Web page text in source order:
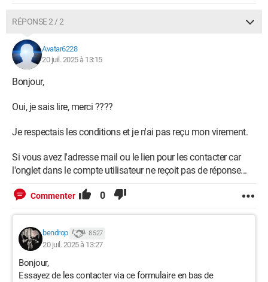
RÉPONSE 2 / 2
Avatar6228
20 juil. 2025 à 13:15
Bonjour,
Oui, je sais lire, merci ????
Je respectais les conditions et je n'ai pas reçu mon virement.
Si vous avez l'adresse mail ou le lien pour les contacter car
l'onglet dans le compte utilisateur ne reçoit pas de réponse...
Commenter 0
bendrop 8 527
20 juil. 2025 à 13:27
Bonjour,
Essayez de les contacter via ce formulaire en bas de